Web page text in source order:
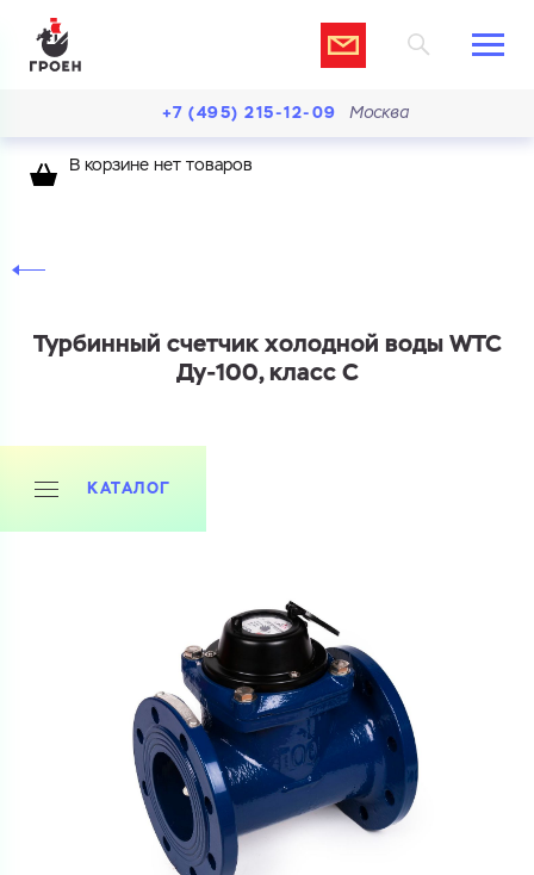
+7 (495) 215-12-09 Москва
В корзине нет товаров
Турбинный счетчик холодной воды WTC
Ду-100, класс C
КАТАЛОГ